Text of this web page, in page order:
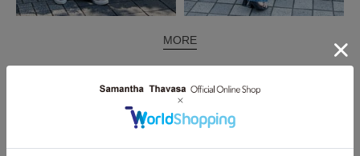
MORE
同じ商品を使った コーディネート